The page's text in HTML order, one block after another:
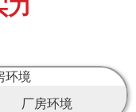
力
厂房环境